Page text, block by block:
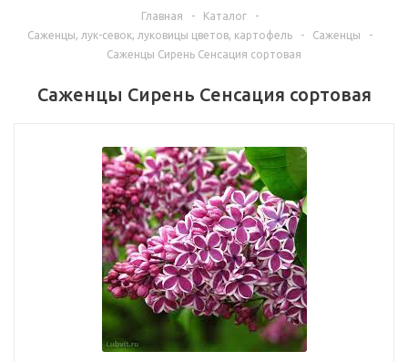
Главная - Каталог
-
Саженцы, лук-севок, луковицы цветов, картофель
- Саженцы
-
Саженцы Сирень Сенсация сортовая
Саженцы Сирень Сенсация сортовая